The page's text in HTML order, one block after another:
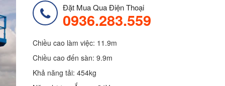
Đặt Mua Qua Điện Thoại
0936.283.559
Chiều cao làm việc: 11.9m
Chiều cao đến sàn: 9.9m
Khả năng tải: 454kg